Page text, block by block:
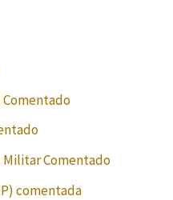
Comentado
Militar Comentado
comentada